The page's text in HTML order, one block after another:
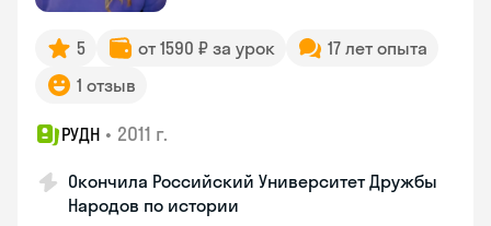
5 от 1590 ₽ за урок
17 лет опыта
1 отзыв
РУДН • 2011 г.
Окончила Российский Университет Дружбы
Народов по истории